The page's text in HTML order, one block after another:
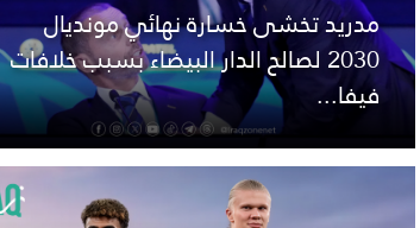
مدريد تخشى خسارة نهائي مونديال
2030 لصالح الدار البيضاء بسبب خلافات
فيفا...